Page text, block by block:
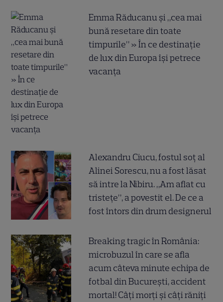
Emma Răducanu și „cea mai
bună resetare din toate
timpurile” » În ce destinație
de lux din Europa își petrece
vacanța
Alexandru Ciucu, fostul soț al
Alinei Sorescu, nu a fost lăsat
să intre la Nibiru. „Am aflat cu
tristețe”, a povestit el. De ce a
fost întors din drum designerul
Breaking tragic în România:
microbuzul în care se afla
acum câteva minute echipa de
fotbal din București, accident
mortal! Câți morți și câți răniți